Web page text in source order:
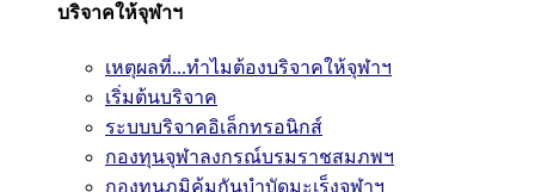
บริจาคให้จุฬาฯ
เหตุผลที่...ทำไมต้องบริจาคให้จุฬาฯ
เริ่มต้นบริจาค
ระบบบริจาคอิเล็กทรอนิกส์
กองทุนจุฬาลงกรณ์บรมราชสมภพฯ
กองทุนภูมิคุ้มกันบำบัดมะเร็งจุฬาฯ